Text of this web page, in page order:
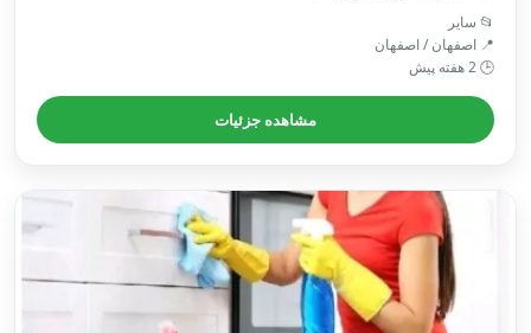
📂 سایر
📍 اصفهان / اصفهان
🕒 2 هفته پیش
مشاهده جزئیات